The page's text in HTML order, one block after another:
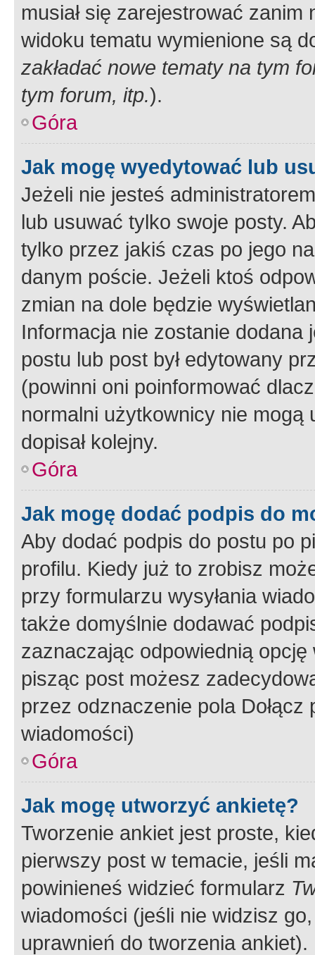
musiał się zarejestrować
widoku tematu wymienione są
zakładać nowe tematy na tym
tym forum, itp.).
Góra
Jak mogę wyedytować lub
Jeżeli nie jesteś
lub usuwać tylko swoje posty.
tylko przez jakiś czas po jego
danym poście. Jeżeli ktoś
zmian na dole będzie
Informacja nie zostanie dodana
postu lub post był edytowany
(powinni oni poinformować
normalni użytkownicy nie
dopisał kolejny.
Góra
Jak mogę dodać podpis do
Aby dodać podpis do postu po
profilu. Kiedy już to zrobisz
przy formularzu wysyłania
także domyślnie dodawać
zaznaczając odpowiednią
pisząc post możesz
przez odznaczenie pola
wiadomości)
Góra
Jak mogę utworzyć ankietę?
Tworzenie ankiet jest proste,
pierwszy post w temacie, jeśli
powinieneś widzieć formularz
wiadomości (jeśli nie widzisz
uprawnień do tworzenia